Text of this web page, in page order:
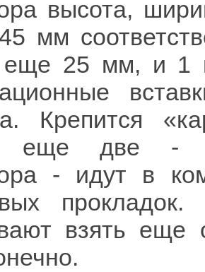
высота,
мм
25 мм, и 1
Крепится
еще две -
- идут в
взять еще